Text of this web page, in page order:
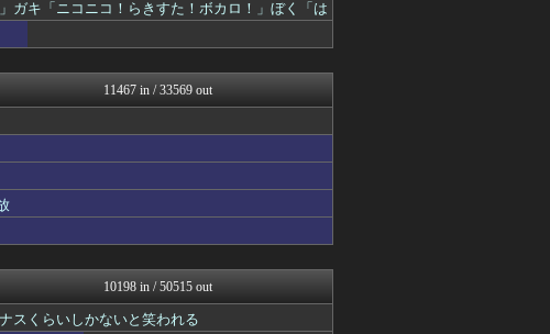
えっ!?またここのサイト?
いたしん！
気団談
痛いニュース(ﾉ∀`)
Vtuberまとめるよ～ん
日刊やきう速報
アルファルファモザイク＠ネ...
【2ch】ニュー速クオリテ...
気団まとめ-噫無情-｜嫁・...
...
キニ速
ガキ「ニコニコ！らきすた！ボカロ！」ぼく「は
11467 in / 33569 out
10198 in / 50515 out
スくらいしかないと笑われる